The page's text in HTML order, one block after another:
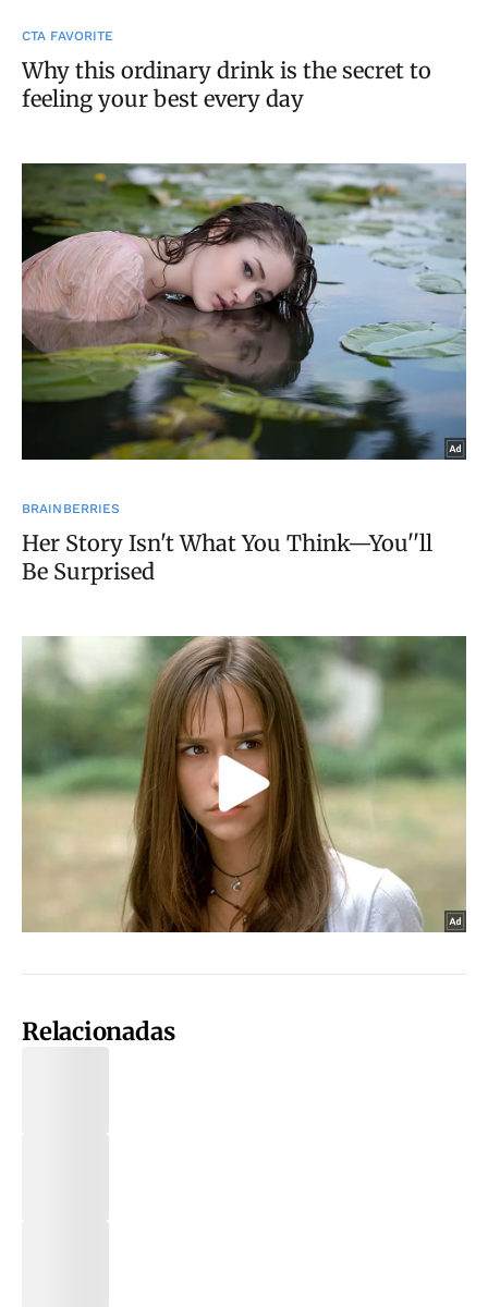
Relacionadas